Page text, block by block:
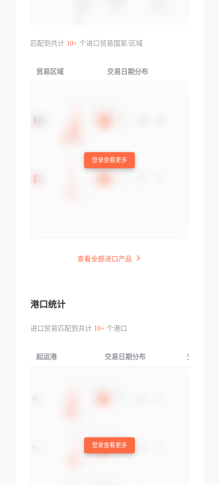
匹配到共计 10+个进口贸易国家/区域
贸易区域 交易日期分布
登录查看更多
查看全部进口产品
港口统计
进口贸易匹配到共计 10+个港口
起运港 交易日期分布 交易产品
登录查看更多